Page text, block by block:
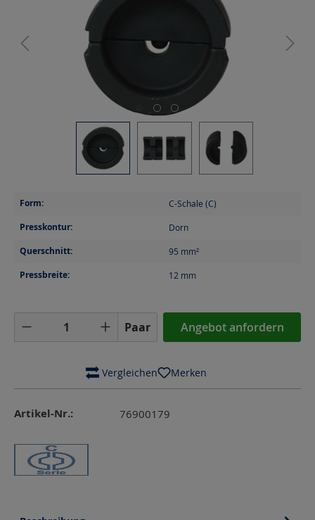
Form: C-Schale (C)
Presskontur: Dorn
Querschnitt: 95 mm²
Pressbreite: 12 mm
Produkt Anzahl: Gib den gewünschten
Paar Angebot anfordern
Vergleichen Merken
Artikel-Nr.: 76900179